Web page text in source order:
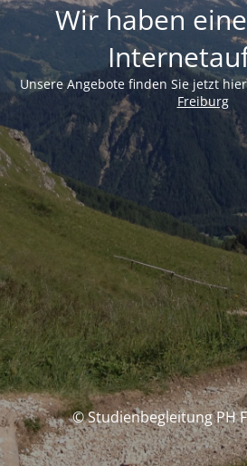
Wir haben
Unsere Angebote finden Sie jetzt
Freiburg
© Studienbegleitung PH